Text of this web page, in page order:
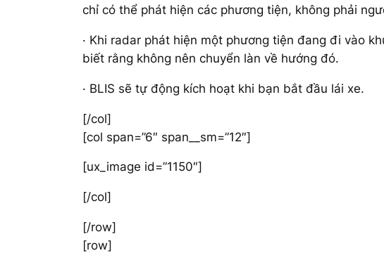
chỉ có thể phát hiện các phương tiện, không phải
· Khi radar phát hiện một phương tiện đang đi vào
biết rằng không nên chuyển làn về hướng đó.
· BLIS sẽ tự động kích hoạt khi bạn bắt đầu lái xe.
[/col]
[col span=”6″ span__sm=”12″]
[ux_image id=”1150″]
[/col]
[/row]
[row]